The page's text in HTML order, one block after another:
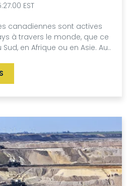
EST
canadiennes sont actives
à travers le monde, que ce
en Afrique ou en Asie. Au..